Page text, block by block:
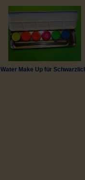
Water Make Up für